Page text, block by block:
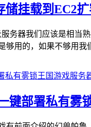
储挂载到EC2
服务器我们应该是相当
够用的，如果不够用我
键部署私有雾